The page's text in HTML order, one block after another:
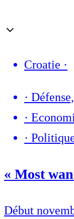
Croatie ·
·
·
·
« Most
Début